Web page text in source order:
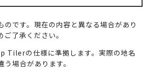
のです。現在の内容と異なる場合があり
了承ください。
Tilerの仕様に準拠します。実際の地名
場合があります。